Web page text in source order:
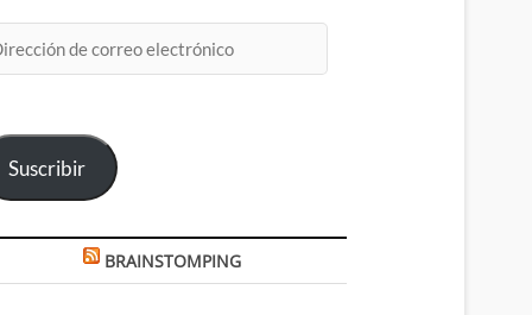
Suscribir
BRAINSTOMPING